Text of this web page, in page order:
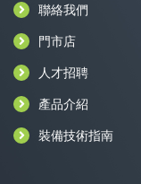
聯絡我們
門市店
人才招聘
產品介紹
裝備技術指南